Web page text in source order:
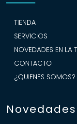
TIENDA
SERVICIOS
NOVEDADES EN LA
CONTACTO
¿QUIENES SOMOS?
Novedades